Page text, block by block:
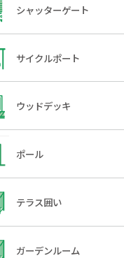
シャッターゲート
サイクルポート
ウッドデッキ
ポール
テラス囲い
ガーデンルーム